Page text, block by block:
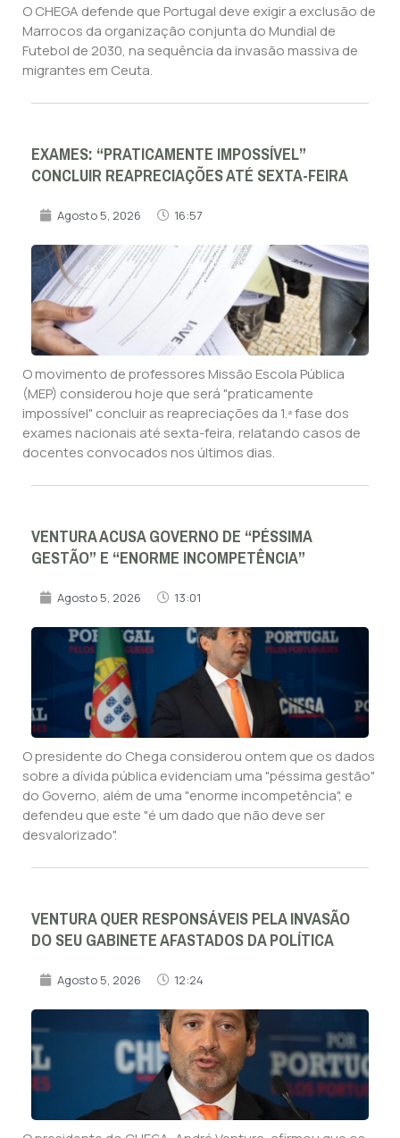
O CHEGA defende que Portugal deve exigir a exclusão de
Marrocos da organização conjunta do Mundial de
Futebol de 2030, na sequência da invasão massiva de
migrantes em Ceuta.
EXAMES: “PRATICAMENTE IMPOSSÍVEL”
CONCLUIR REAPRECIAÇÕES ATÉ SEXTA-FEIRA
Agosto 5, 2026 16:57
O movimento de professores Missão Escola Pública
(MEP) considerou hoje que será "praticamente
impossível" concluir as reapreciações da 1.ª fase dos
exames nacionais até sexta-feira, relatando casos de
docentes convocados nos últimos dias.
VENTURA ACUSA GOVERNO DE “PÉSSIMA
GESTÃO” E “ENORME INCOMPETÊNCIA”
Agosto 5, 2026 13:01
O presidente do Chega considerou ontem que os dados
sobre a dívida pública evidenciam uma "péssima gestão"
do Governo, além de uma "enorme incompetência", e
defendeu que este "é um dado que não deve ser
desvalorizado".
VENTURA QUER RESPONSÁVEIS PELA INVASÃO
DO SEU GABINETE AFASTADOS DA POLÍTICA
Agosto 5, 2026 12:24